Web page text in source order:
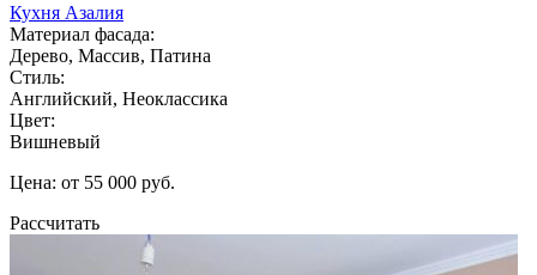
Кухня Азалия
Материал фасада:
Дерево, Массив, Патина
Стиль:
Английский, Неоклассика
Цвет:
Вишневый
Цена: от 55 000 руб.
Рассчитать